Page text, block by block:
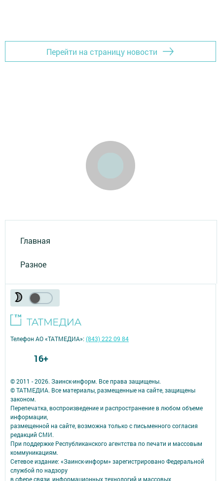
Перейти на страницу новости
Главная
Разное
© 2011 - 2026. Заинск-информ. Все права защищены.
© ТАТМЕДИА. Все материалы, размещенные на сайте, защищены
законом.
Перепечатка, воспроизведение и распространение в любом объеме
информации,
размещенной на сайте, возможна только с письменного согласия
редакций СМИ.
При поддержке Республиканского агентства по печати и массовым
коммуникациям.
Сетевое издание: «Заинск-информ» зарегистрировано Федеральной
службой по надзору
в сфере связи, информационных технологий и массовых
Телефон АО «ТАТМЕДИА»:(843) 222 09 84
16+